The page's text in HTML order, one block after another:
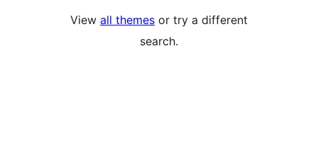
View all themes or try a different
search.